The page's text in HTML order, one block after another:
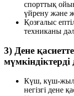
спорттық
үйрену және
Қозғалыс
техниканы
3) Дене
Күш, күш-
негізгі дене